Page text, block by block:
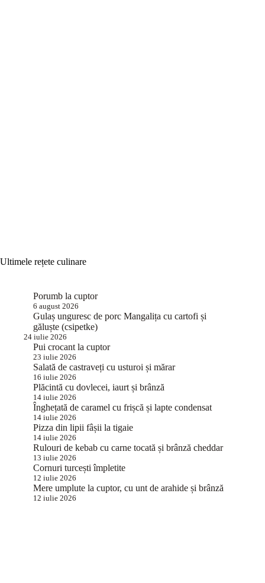
Ultimele rețete culinare
Porumb la cuptor
6 august 2026
Gulaș unguresc de porc Mangalița cu cartofi și
găluște (csipetke)
24 iulie 2026
Pui crocant la cuptor
23 iulie 2026
Salată de castraveți cu usturoi și mărar
16 iulie 2026
Plăcintă cu dovlecei, iaurt și brânză
14 iulie 2026
Înghețată de caramel cu frișcă și lapte condensat
14 iulie 2026
Pizza din lipii fâșii la tigaie
14 iulie 2026
Rulouri de kebab cu carne tocată și brânză cheddar
13 iulie 2026
Cornuri turcești împletite
12 iulie 2026
Mere umplute la cuptor, cu unt de arahide și brânză
12 iulie 2026